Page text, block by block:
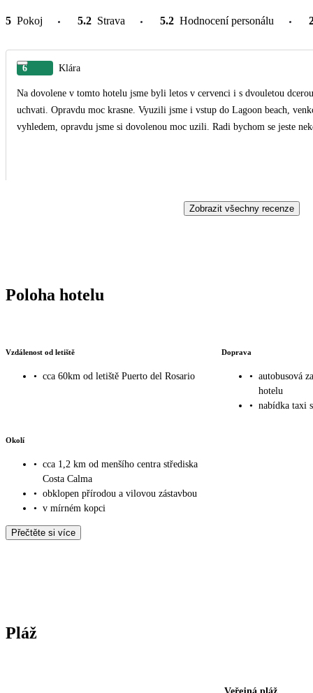
5 Pokoj 5.2 Strava 5.2 Hodnocení personálu
6 Klára
Na dovolene v tomto hotelu jsme byli letos v cervenci i s dvouletou
uchvati. Opravdu moc krasne. Vyuzili jsme i vstup do Lagoon beach,
vyhledem, opravdu jsme si dovolenou moc uzili. Radi bychom se jeste
Zobrazit všechny recenze
Poloha hotelu
Vzdálenost od letiště
• cca 60km od letiště Puerto del Rosario
Doprava
• autobusová
hotelu
• nabídka taxi
Okolí
• cca 1,2 km od menšího centra střediska
Costa Calma
• obklopen přírodou a vilovou zástavbou
• v mírném kopci
Přečtěte si více
Pláž